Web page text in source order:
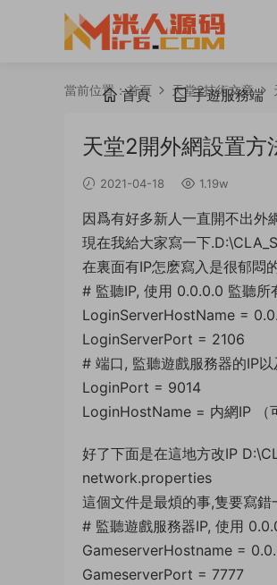
首頁 手遊服務端
當前位置：首頁 天堂2技術文章
天堂2開外網設置方
2021-04-18 1.19w
因爲有好多新人一直開不出外
現在我給大家寫一下
在裏面有IP怎麽寫入是很郁悶
# 監聽IP, 使用 0.0.0.0 監聽所
LoginServerHostName =
LoginServerPort = 2106
# 端口, 監聽遊戲服務器的IP以
LoginPort = 9014
LoginHostName = 内網IP （
好了下面是在這地方改IP
network.properties
這個文件是最煩的事,隻要寫
# 監聽遊戲服務器IP, 使用
GameserverHostname =
GameserverPort = 7777